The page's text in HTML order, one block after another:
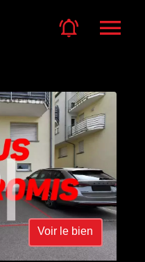
Voir le bien